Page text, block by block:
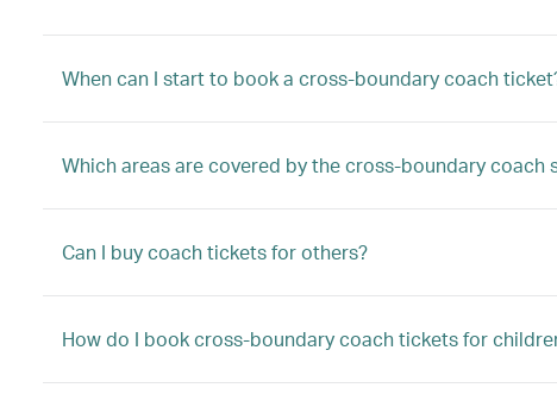
When can I start to book a cross-boundary coach
Which areas are covered by the cross-boundary coach
Can I buy coach tickets for others?
How do I book cross-boundary coach tickets for